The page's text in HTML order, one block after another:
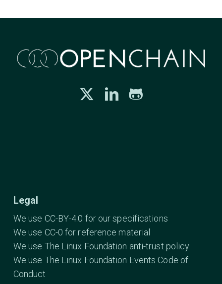
Legal
We use CC-BY-4.0 for our specifications
We use CC-0 for reference material
We use The Linux Foundation anti-trust policy
We use The Linux Foundation Events Code of
Conduct